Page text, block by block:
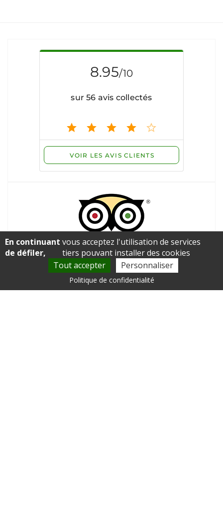
Voir les avis
En continuant
de défiler,
vous acceptez l'utilisation de services
tiers pouvant installer des cookies
Tout accepter
Personnaliser
Politique de confidentialité